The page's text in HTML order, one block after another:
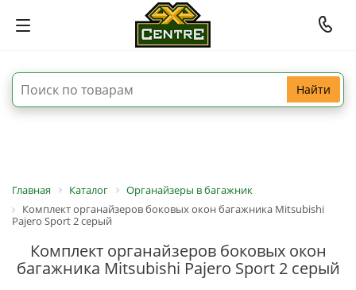
Найти
Главная Каталог
Органайзеры в багажник
Комплект органайзеров боковых окон багажника Mitsubishi
Pajero Sport 2 серый
Комплект органайзеров боковых окон
багажника Mitsubishi Pajero Sport 2 серый